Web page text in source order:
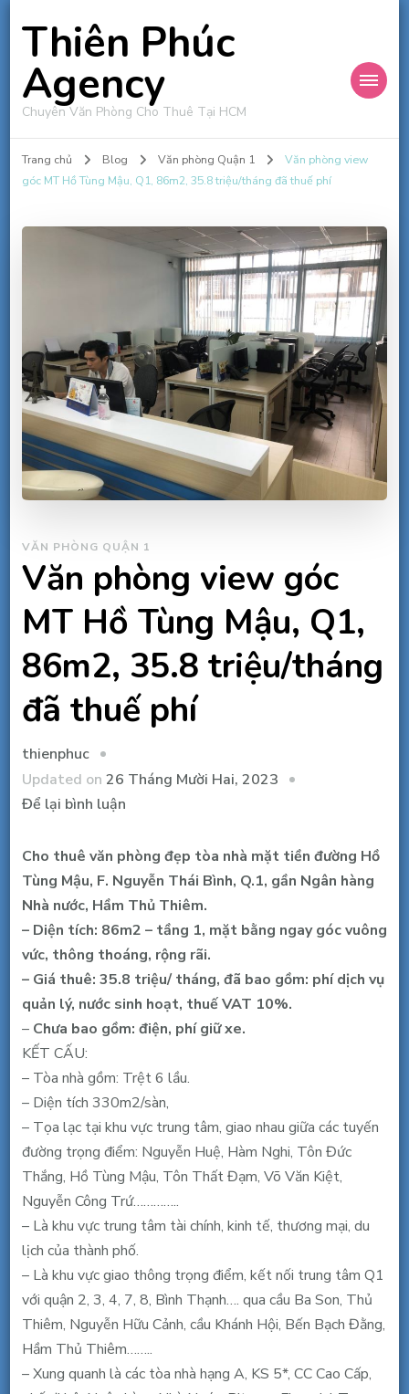
Thiên Phúc
Agency
Chuyên Văn Phòng Cho Thuê Tại HCM
Trang chủ Blog Văn phòng Quận 1
Văn phòng view
góc MT Hồ Tùng Mậu, Q1, 86m2, 35.8 triệu/tháng đã thuế phí
VĂN PHÒNG QUẬN 1
Văn phòng view góc
MT Hồ Tùng Mậu, Q1,
86m2, 35.8 triệu/tháng
đã thuế phí
thienphuc
Updated on 26 Tháng Mười Hai, 2023
Để lại bình luậntại
phòng
view
góc
MT
Hồ
Tùng
Mậu,
Q1,
35.8
triệu/tháng
đã
thuế
phí
Cho thuê văn phòng đẹp tòa nhà mặt tiền đường Hồ
Tùng Mậu, F. Nguyễn Thái Bình, Q.1, gần Ngân hàng
Nhà nước, Hầm Thủ Thiêm.
– Diện tích: 86m2 – tầng 1, mặt bằng ngay góc vuông
vức, thông thoáng, rộng rãi.
– Giá thuê: 35.8 triệu/ tháng, đã bao gồm: phí dịch vụ
quản lý, nước sinh hoạt, thuế VAT 10%.
– Chưa bao gồm: điện, phí giữ xe.
KẾT CẤU:
– Tòa nhà gồm: Trệt 6 lầu.
– Diện tích 330m2/sàn,
– Tọa lạc tại khu vực trung tâm, giao nhau giữa các tuyến
đường trọng điểm: Nguyễn Huệ, Hàm Nghi, Tôn Đức
Thắng, Hồ Tùng Mậu, Tôn Thất Đạm, Võ Văn Kiệt,
Nguyễn Công Trứ…………..
– Là khu vực trung tâm tài chính, kinh tế, thương mại, du
lịch của thành phố.
– Là khu vực giao thông trọng điểm, kết nối trung tâm Q1
với quận 2, 3, 4, 7, 8, Bình Thạnh…. qua cầu Ba Son, Thủ
Thiêm, Nguyễn Hữu Cảnh, cầu Khánh Hội, Bến Bạch Đằng,
Hầm Thủ Thiêm……..
– Xung quanh là các tòa nhà hạng A, KS 5*, CC Cao Cấp,